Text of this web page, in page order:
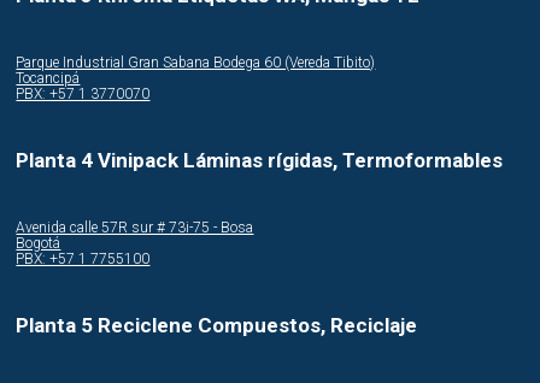
Parque Industrial Gran Sabana Bodega 60 (Vereda Tibito)
Tocancipá
PBX: +57 1 3770070
Planta 4 Vinipack Láminas rígidas, Termoformables
Avenida calle 57R sur # 73i-75 - Bosa
Bogotá
PBX: +57 1 7755100
Planta 5 Reciclene Compuestos, Reciclaje